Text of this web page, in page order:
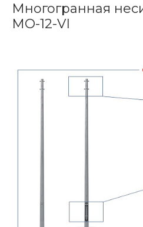
Многогранная
МО-12-VI